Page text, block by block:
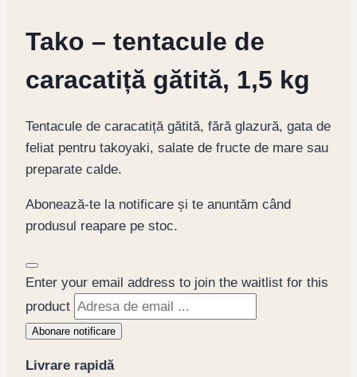
Tako – tentacule de
caracatiță gătită, 1,5 kg
Tentacule de caracatiță gătită, fără glazură, gata de
feliat pentru takoyaki, salate de fructe de mare sau
preparate calde.
Abonează-te la notificare și te anuntăm când
produsul reapare pe stoc.
Dismiss
notification
Enter your email address to join the waitlist for this
product
Abonare notificare
Livrare rapidă